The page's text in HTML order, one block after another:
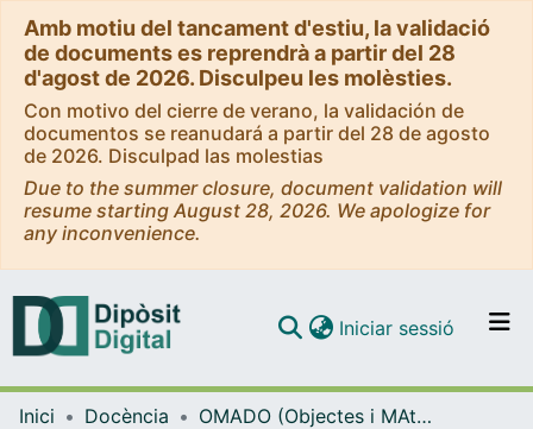
Amb motiu del tancament d'estiu, la validació
de documents es reprendrà a partir del 28
d'agost de 2026. Disculpeu les molèsties.
Con motivo del cierre de verano, la validación de
documentos se reanudará a partir del 28 de agosto
de 2026. Disculpad las molestias
Due to the summer closure, document validation will
resume starting August 28, 2026. We apologize for
any inconvenience.
Navega per tot el DD
Iniciar sessió (current)
Inici Docència
OMADO (Objectes i MAterials DOcents)